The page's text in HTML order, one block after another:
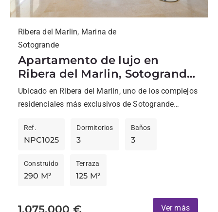
Ribera del Marlin, Marina de
Sotogrande
Apartamento de lujo en
Ribera del Marlin, Sotogrande
Marina
Ubicado en Ribera del Marlin, uno de los complejos
residenciales más exclusivos de Sotogrande
ubicación privilegiada con excelentes
instalaciones...
NPC1025
Ref.
3
Dormitorios
3
Baños
290 M²
Construido
125 M²
Terraza
1.075.000 € Ver más